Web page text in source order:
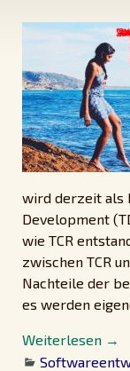
wird derzeit als
Development
wie TCR
zwischen TCR
Nachteile der
es werden
Weiterlesen →